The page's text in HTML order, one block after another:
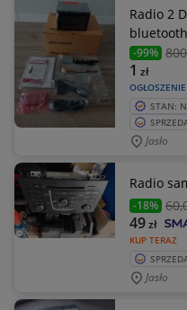
Radio 2
-99% 800
OGŁOSZENIE
1 zł
STAN:
Jasło
Radio
-18% 60
KUP TERAZ
49zł
Jasło